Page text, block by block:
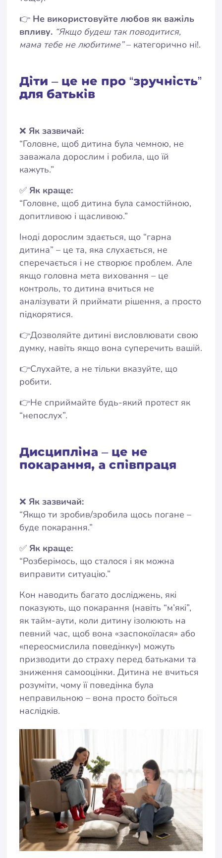
👉 Не використовуйте любов як важіль
впливу. “Якщо будеш так поводитися,
мама тебе не любитиме”– категорично ні!.
Діти – це не про “зручність”
для батьків
❌ Як зазвичай:
“Головне, щоб дитина була чемною, не
заважала дорослим і робила, що їй
кажуть.”
✅ Як краще:
“Головне, щоб дитина була самостійною,
допитливою і щасливою.”
Іноді дорослим здається, що “гарна
дитина” – це та, яка слухається, не
сперечається і не створює проблем. Але
якщо головна мета виховання – це
контроль, то дитина вчиться не
аналізувати й приймати рішення, а просто
підкорятися.
👉Дозволяйте дитині висловлювати свою
думку, навіть якщо вона суперечить вашій.
👉Слухайте, а не тільки вказуйте, що
робити.
👉Не сприймайте будь-який протест як
“непослух”.
Дисципліна – це не
покарання, а співпраця
❌ Як зазвичай:
“Якщо ти зробив/зробила щось погане –
буде покарання.”
✅ Як краще:
“Розберімось, що сталося і як можна
виправити ситуацію.”
Кон наводить багато досліджень, які
показують, що покарання (навіть “м’які”,
як тайм-аути, коли дитину ізолюють на
певний час, щоб вона «заспокоїлася» або
«переосмислила поведінку») можуть
призводити до страху перед батьками та
зниження самооцінки. Дитина не вчиться
розуміти, чому її поведінка була
неправильною – вона просто боїться
наслідків.